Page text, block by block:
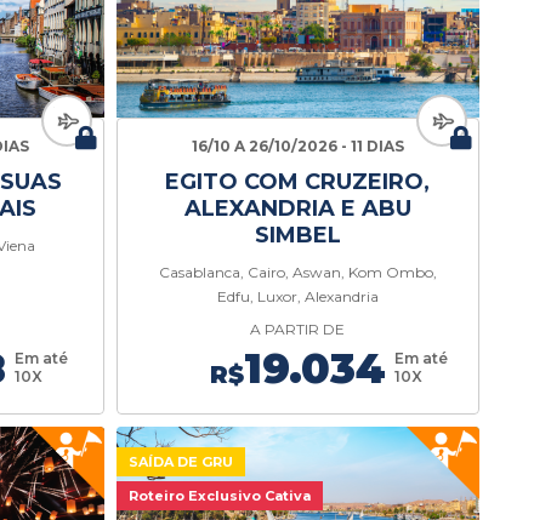
Em até
10X
16/10 A 26/10/2026 - 11 DIAS
EGITO COM CRUZEIRO,
ALEXANDRIA E ABU
SIMBEL
Casablanca, Cairo, Aswan, Kom Ombo,
Edfu, Luxor, Alexandria
A PARTIR DE
R$19.034 Em até
10X
SAÍDA DE GRU
Roteiro Exclusivo Cativa